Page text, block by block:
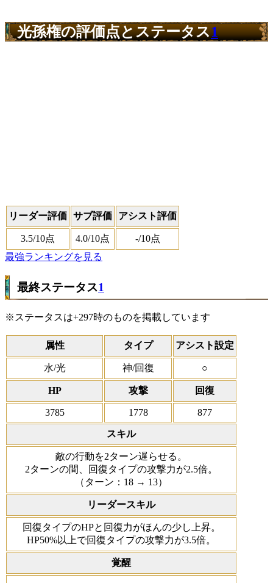
光孫権の評価点とステータス1
リーダー評価 サブ評価 アシスト評価
3.5/10点 4.0/10点 -/10点
最強ランキングを見る
最終ステータス1
※ステータスは+297時のものを掲載しています
属性 タイプ アシスト設定
水/光 神/回復 ○
HP 攻撃 回復
3785 1778 877
スキル
敵の行動を2ターン遅らせる。
2ターンの間、回復タイプの攻撃力が2.5倍。
（ターン：18 → 13）
リーダースキル
回復タイプのHPと回復力がほんの少し上昇。
HP50%以上で回復タイプの攻撃力が3.5倍。
覚醒